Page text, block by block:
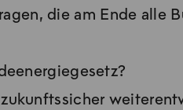
die am Ende alle